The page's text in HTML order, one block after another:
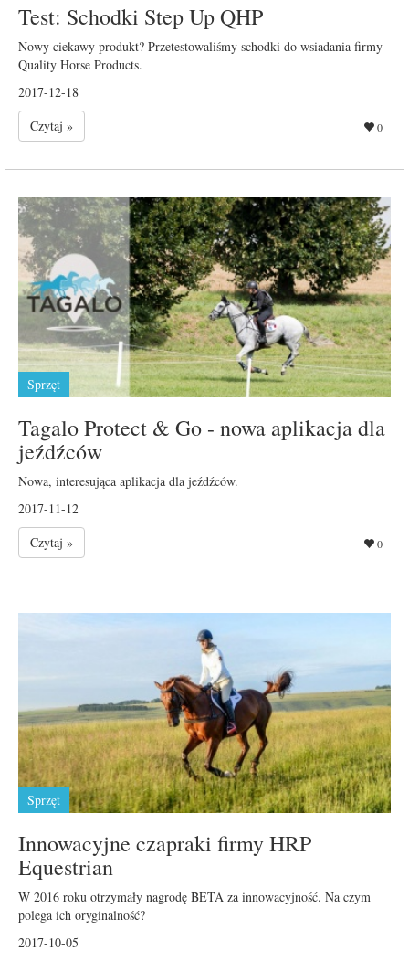
Test: Schodki Step Up QHP
Nowy ciekawy produkt? Przetestowaliśmy schodki do wsiadania firmy
Quality Horse Products.
2017-12-18
Czytaj »
0
Sprzęt
Tagalo Protect & Go - nowa aplikacja dla
jeźdźców
Nowa, interesująca aplikacja dla jeźdźców.
2017-11-12
Czytaj »
0
Sprzęt
Innowacyjne czapraki firmy HRP
Equestrian
W 2016 roku otrzymały nagrodę BETA za innowacyjność. Na czym
polega ich oryginalność?
2017-10-05